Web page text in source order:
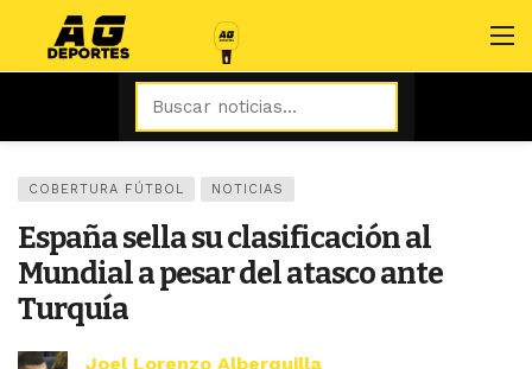
COBERTURA FÚTBOL NOTICIAS
España sella su clasificación al
Mundial a pesar del atasco ante
Turquía
Joel Lorenzo Alberquilla